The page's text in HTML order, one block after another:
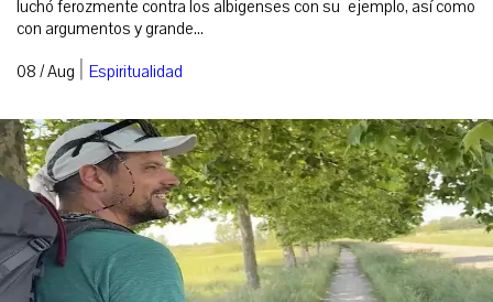
luchó ferozmente contra los albigenses con su ejemplo, así como
con argumentos y grande...
08 / Aug | Espiritualidad